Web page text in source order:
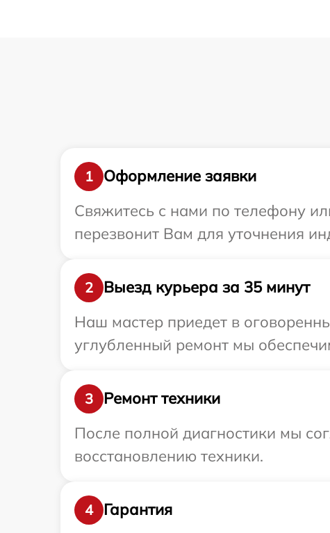
1
Оформление заявки
Свяжитесь с нами по телефону
перезвонит Вам для уточнения
2
Выезд курьера за 35 минут
Наш мастер приедет в
углубленный ремонт мы
3
Ремонт техники
После полной диагностики мы
восстановлению техники.
4
Гарантия